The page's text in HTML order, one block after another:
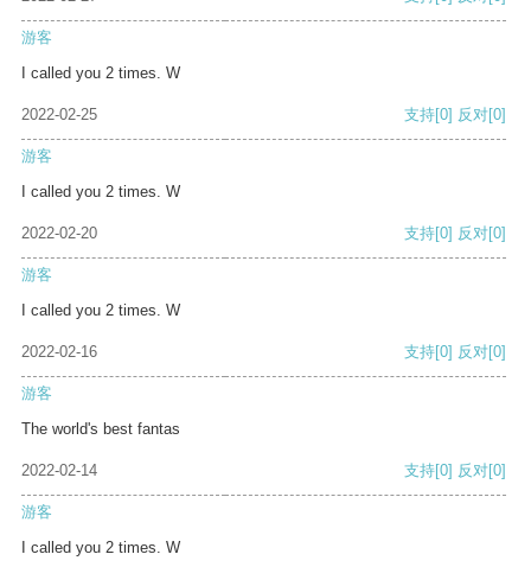
游客
I called you 2 times. W
2022-02-25 支持[0] 反对[0]
游客
I called you 2 times. W
2022-02-20 支持[0] 反对[0]
游客
I called you 2 times. W
2022-02-16 支持[0] 反对[0]
游客
The world's best fantas
2022-02-14 支持[0] 反对[0]
游客
I called you 2 times. W